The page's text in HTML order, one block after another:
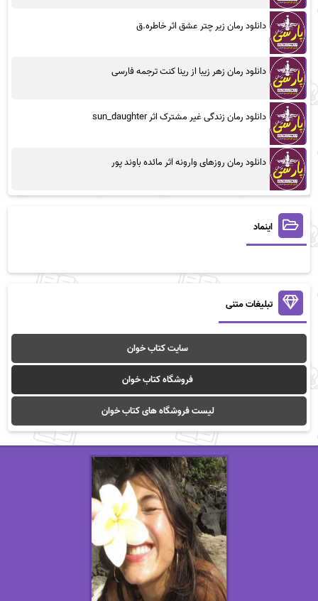
دانلود رمان زیر چتر عشق اثر خاطره.ق
دانلود رمان زهر زیبا از رینا کنت ترجمه فارسی
دانلود رمان زندگی غیر مشترک اثر sun_daughter
دانلود رمان روزهای وارونه اثر مائده باوند پور
اینماد
تبلیغات متنی
سایت کتاب خوان
فروشگاه کتاب خوان
لیست فروشگاه های کتاب خوان